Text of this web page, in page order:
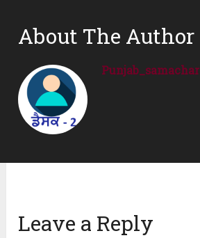
About The Author
Punjab_samachar
Leave a Reply